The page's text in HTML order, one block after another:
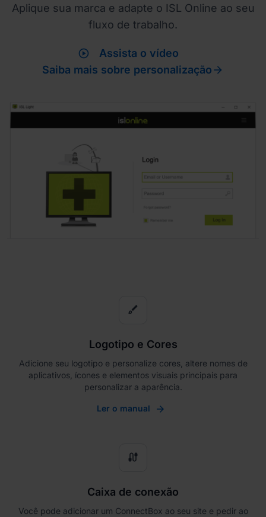
Aplique sua marca e adapte o ISL Online ao seu
fluxo de trabalho.
play_circle
Assista o vídeo
Saiba mais sobre personalização
brush
Logotipo e Cores
Adicione seu logotipo e personalize cores, altere nomes de
aplicativos, ícones e elementos visuais principais para
personalizar a aparência.
Ler o manual
cable
Caixa de conexão
Você pode adicionar um ConnectBox ao seu site e pedir ao